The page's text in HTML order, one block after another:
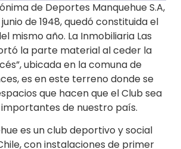
de Deportes Manquehue S.A,
de 1948, quedó constituida el
mismo año. La Inmobiliaria Las
la parte material al ceder la
ubicada en la comuna de
es en este terreno donde se
que hacen que el Club sea
de nuestro país.
es un club deportivo y social
con instalaciones de primer